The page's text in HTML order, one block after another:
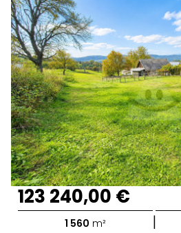
123 240,00 €
1 560 m² |